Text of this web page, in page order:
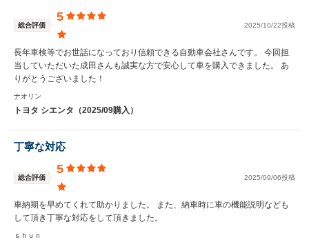
総合評価
5
2025/10/22投稿
長年車検等でお世話になっており信頼できる自動車会社さんです。 今回担
当していただいた成田さんも誠実な方で安心して車を購入できました。 あ
りがとうございました！
ナオリン
トヨタ シエンタ（2025/09購入）
丁寧な対応
総合評価
5
2025/09/06投稿
車納期を早めてくれて助かりました。 また、納車時に車の機能説明なども
して頂き丁寧な対応をして頂きました。
ｓｈｕｎ